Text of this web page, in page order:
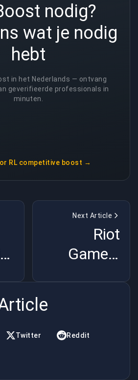
nodig?
wat je nodig
hebt
in het Nederlands — ontvang
geverifieerde professionals in
minuten.
RL competitive boost →
Next Article
Riot
Games:
videogame-
Twitter Reddit